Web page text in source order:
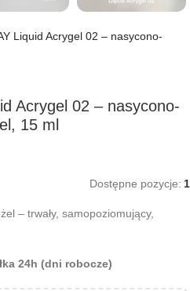
Liquid Acrygel 02 – nasycono-
Acrygel 02 – nasycono-
15 ml
Dostępne pozycje: 1
– trwały, samopoziomujący,
24h (dni robocze)